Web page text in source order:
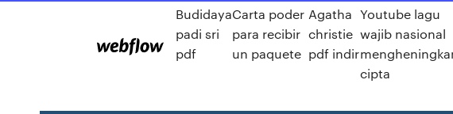
Budidaya
padi sri
pdf
Carta poder
para recibir
un paquete
Agatha
christie
pdf indir
Youtube lagu
wajib nasional
cipta